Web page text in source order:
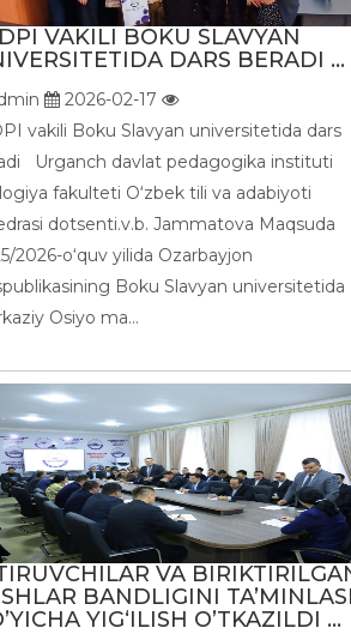
VAKILI BOKU SLAVYAN
DARS BERADI ...
2026-02-17
vakili Boku Slavyan universitetida dars
Urganch davlat pedagogika instituti
fakulteti O‘zbek tili va adabiyoti
dotsenti.v.b. Jammatova Maqsuda
2026-o‘quv yilida Ozarbayjon
Boku Slavyan universitetida
Osiyo ma...
VA
BANDLIGINI
YIG‘ILISH O’TKAZILDI ...